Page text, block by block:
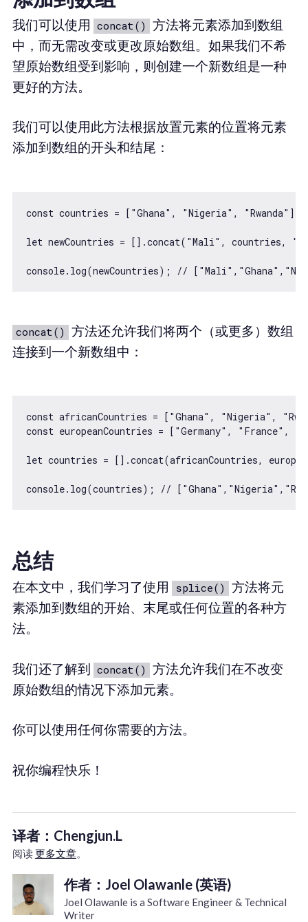
我们可以使用 concat() 方法将元素添加到数组
中，而无需改变或更改原始数组。如果我们不希
望原始数组受到影响，则创建一个新数组是一种
更好的方法。
我们可以使用此方法根据放置元素的位置将元素
添加到数组的开头和结尾：
const countries = ["Ghana", "Nigeria", "Rwanda"];
let newCountries = [].concat("Mali", countries,
concat() 方法还允许我们将两个（或更多）数组
连接到一个新数组中：
const africanCountries = ["Ghana", "Nigeria",
const europeanCountries = ["Germany", "France",
let countries = [].concat(africanCountries,
总结
在本文中，我们学习了使用 splice() 方法将元
素添加到数组的开始、末尾或任何位置的各种方
法。
我们还了解到 concat() 方法允许我们在不改变
原始数组的情况下添加元素。
你可以使用任何你需要的方法。
祝你编程快乐！
译者：Chengjun.L
阅读更多文章。
作者：Joel Olawanle (英语)
Joel Olawanle is a Software Engineer & Technical
Writer